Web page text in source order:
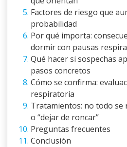
Factores de riesgo que
probabilidad
Por qué importa:
dormir con pausas
Qué hacer si sospechas
pasos concretos
Cómo se confirma:
respiratoria
Tratamientos: no todo se
o “dejar de roncar”
Preguntas frecuentes
Conclusión